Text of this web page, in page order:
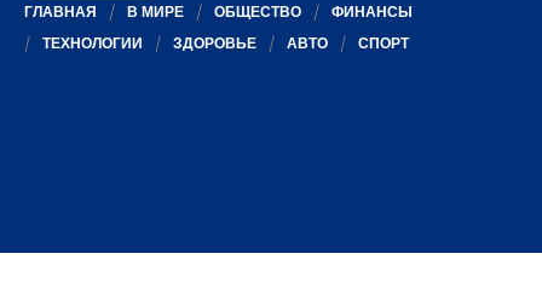
ГЛАВНАЯ В МИРЕ ОБЩЕСТВО
ФИНАНСЫ
ТЕХНОЛОГИИ
ЗДОРОВЬЕ АВТО СПОРТ